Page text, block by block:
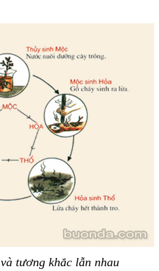
tương khắc lẫn nhau